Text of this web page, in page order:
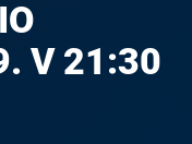
V 21:30